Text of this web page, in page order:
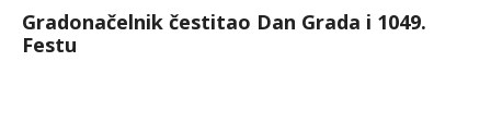
Gradonačelnik čestitao Dan Grada i 1049.
Festu